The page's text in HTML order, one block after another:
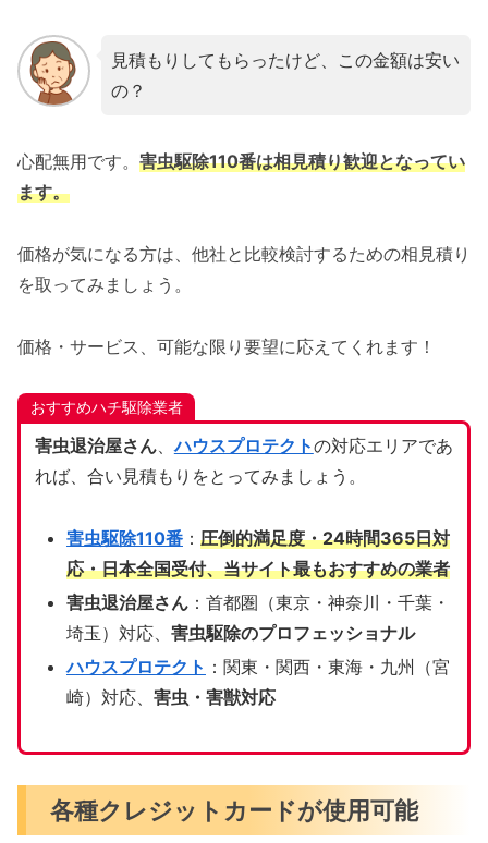
見積もりしてもらったけど、この金額は安い
の？
心配無用です。 害虫駆除110番は相見積り歓迎となってい
ます。
価格が気になる方は、他社と比較検討するための相見積り
を取ってみましょう。
価格・サービス、可能な限り要望に応えてくれます！
おすすめハチ駆除業者
害虫退治屋さん、ハウスプロテクトの対応エリアであ
れば、合い見積もりをとってみましょう。
害虫駆除110番： 圧倒的満足度・24時間365日対
応・日本全国受付、当サイト最もおすすめの業者
害虫退治屋さん：首都圏（東京・神奈川・千葉・
埼玉）対応、 害虫駆除のプロフェッショナル
ハウスプロテクト ：関東・関西・東海・九州（宮
崎）対応、 害虫・害獣対応
各種クレジットカードが使用可能